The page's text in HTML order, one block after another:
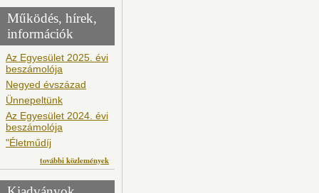
Működés, hírek,
információk
Az Egyesület 2025. évi
beszámolója
Negyed évszázad
Ünnepeltünk
Az Egyesület 2024. évi
beszámolója
"Életműdíj
további közlemények